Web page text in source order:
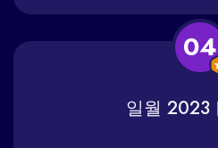
04
일월 2023